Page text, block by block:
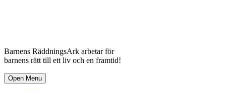
Barnens RäddningsArk arbetar för
barnens rätt till ett liv och en framtid!
Open Menu